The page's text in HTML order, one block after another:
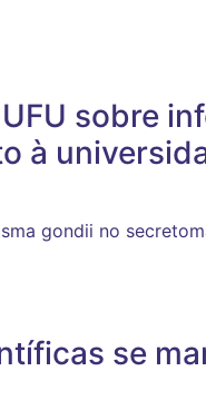
sobre
à
gondii no
se